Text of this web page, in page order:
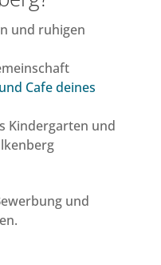
und ruhigen
Cafe deines
Kindergarten und
und